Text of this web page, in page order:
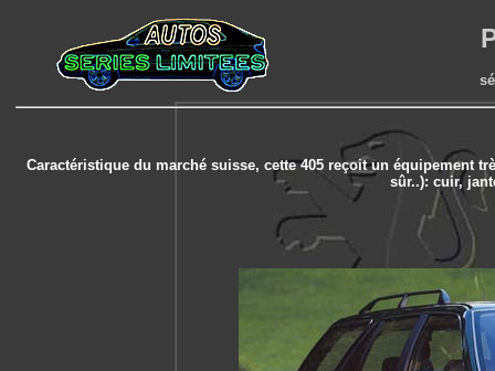
Caractéristique du marché suisse, cette 405 reçoit un équipement
sûr..): cuir,